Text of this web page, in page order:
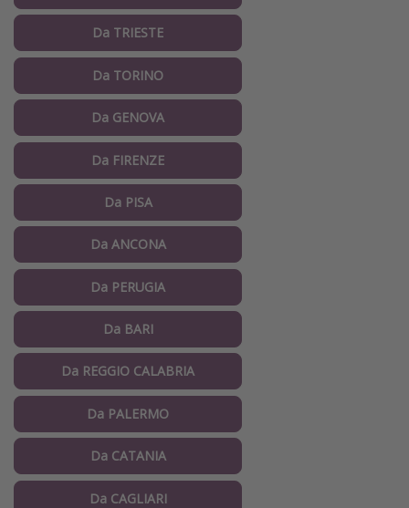
Da TRIESTE
Da TORINO
Da GENOVA
Da FIRENZE
Da PISA
Da ANCONA
Da PERUGIA
Da BARI
Da REGGIO CALABRIA
Da PALERMO
Da CATANIA
Da CAGLIARI